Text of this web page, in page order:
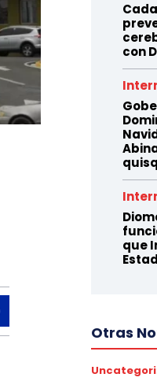
con
que
Otras